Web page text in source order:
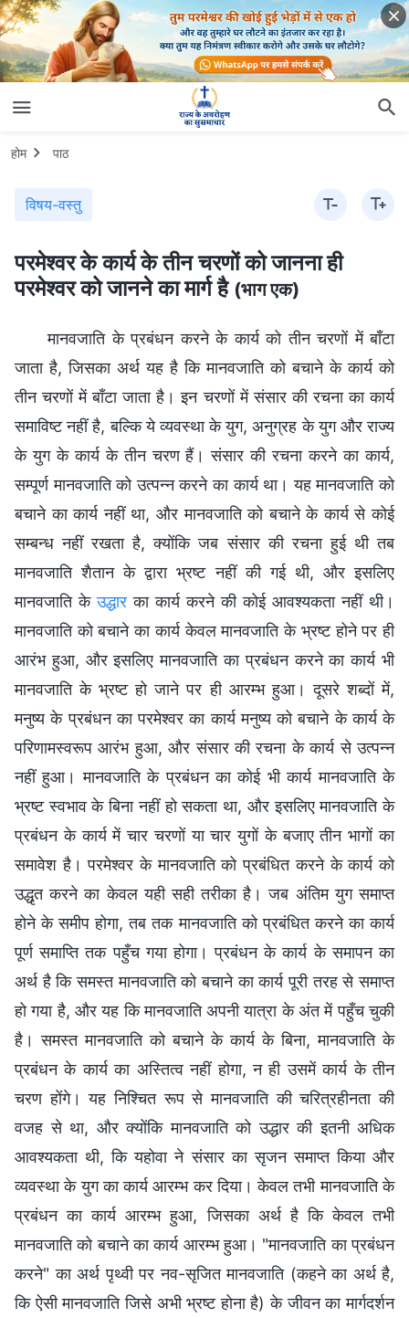
होम पाठ
विषय-वस्तु
परमेश्वर के कार्य के तीन चरणों को जानना ही
परमेश्वर को जानने का मार्ग है (भाग एक)
मानवजाति के प्रबंधन करने के कार्य को तीन चरणों में बाँटा
जाता है, जिसका अर्थ यह है कि मानवजाति को बचाने के कार्य को
तीन चरणों में बाँटा जाता है। इन चरणों में संसार की रचना का कार्य
समाविष्ट नहीं है, बल्कि ये व्यवस्था के युग, अनुग्रह के युग और राज्य
के युग के कार्य के तीन चरण हैं। संसार की रचना करने का कार्य,
सम्पूर्ण मानवजाति को उत्पन्न करने का कार्य था। यह मानवजाति को
बचाने का कार्य नहीं था, और मानवजाति को बचाने के कार्य से कोई
सम्बन्ध नहीं रखता है, क्योंकि जब संसार की रचना हुई थी तब
मानवजाति शैतान के द्वारा भ्रष्ट नहीं की गई थी, और इसलिए
मानवजाति केउद्धार का कार्य करने की कोई आवश्यकता नहीं थी।
मानवजाति को बचाने का कार्य केवल मानवजाति के भ्रष्ट होने पर ही
आरंभ हुआ, और इसलिए मानवजाति का प्रबंधन करने का कार्य भी
मानवजाति के भ्रष्ट हो जाने पर ही आरम्भ हुआ। दूसरे शब्दों में,
मनुष्य के प्रबंधन का परमेश्वर का कार्य मनुष्य को बचाने के कार्य के
परिणामस्वरूप आरंभ हुआ, और संसार की रचना के कार्य से उत्पन्न
नहीं हुआ। मानवजाति के प्रबंधन का कोई भी कार्य मानवजाति के
भ्रष्ट स्वभाव के बिना नहीं हो सकता था, और इसलिए मानवजाति के
प्रबंधन के कार्य में चार चरणों या चार युगों के बजाए तीन भागों का
समावेश है। परमेश्वर के मानवजाति को प्रबंधित करने के कार्य को
उद्धृत करने का केवल यही सही तरीका है। जब अंतिम युग समाप्त
होने के समीप होगा, तब तक मानवजाति को प्रबंधित करने का कार्य
पूर्ण समाप्ति तक पहुँच गया होगा। प्रबंधन के कार्य के समापन का
अर्थ है कि समस्त मानवजाति को बचाने का कार्य पूरी तरह से समाप्त
हो गया है, और यह कि मानवजाति अपनी यात्रा के अंत में पहुँच चुकी
है। समस्त मानवजाति को बचाने के कार्य के बिना, मानवजाति के
प्रबंधन के कार्य का अस्तित्व नहीं होगा, न ही उसमें कार्य के तीन
चरण होंगे। यह निश्चित रूप से मानवजाति की चरित्रहीनता की
वजह से था, और क्योंकि मानवजाति को उद्धार की इतनी अधिक
आवश्यकता थी, कि यहोवा ने संसार का सृजन समाप्त किया और
व्यवस्था के युग का कार्य आरम्भ कर दिया। केवल तभी मानवजाति के
प्रबंधन का कार्य आरम्भ हुआ, जिसका अर्थ है कि केवल तभी
मानवजाति को बचाने का कार्य आरम्भ हुआ। "मानवजाति का प्रबंधन
करने" का अर्थ पृथ्वी पर नव-सृजित मानवजाति (कहने का अर्थ है,
कि ऐसी मानवजाति जिसे अभी भ्रष्ट होना है) के जीवन का मार्गदर्शन